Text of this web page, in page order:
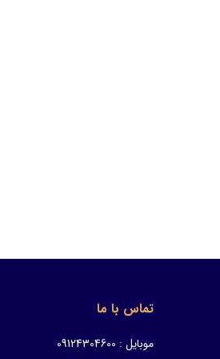
تماس با ما
موبایل : 09124304600